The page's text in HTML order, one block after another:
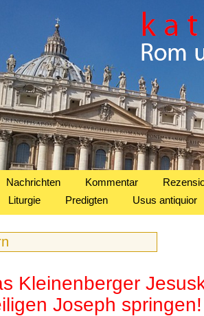
Nachrichten Kommentar
Liturgie Predigten Usus antiquior
Kleinenberger
Joseph springen!